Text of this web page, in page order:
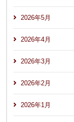
2026年5月
2026年4月
2026年3月
2026年2月
2026年1月